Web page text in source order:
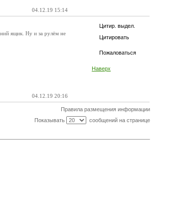
04.12.19 15:14
Цитир. выдел.
Цитировать
Пожаловаться
Наверх
ящик. Ну и за рулём не
04.12.19 20:16
Правила размещения информации
Показывать
сообщений на странице